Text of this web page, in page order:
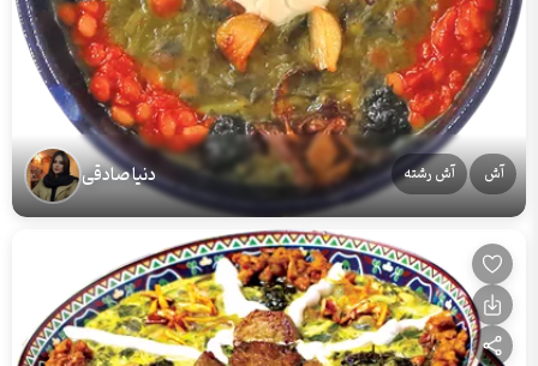
آش آش رشته دنیا صادقی